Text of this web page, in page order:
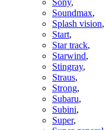
Soundmax,
Splash vision,
Start,
Star track,
Starwind,
Stingray,
Straus,
Strong,
Subaru,
Subini,
Super,